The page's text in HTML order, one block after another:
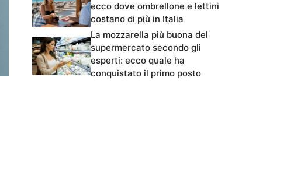
ecco dove ombrellone e lettini
costano di più in Italia
La mozzarella più buona del
supermercato secondo gli
esperti: ecco quale ha
conquistato il primo posto